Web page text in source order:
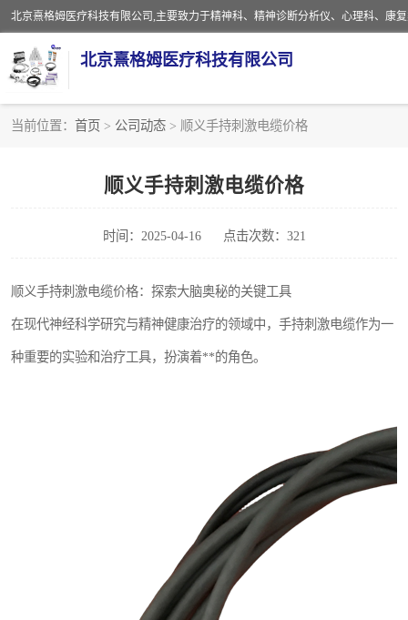
北京熹格姆医疗科技有限公司
当前位置： 首页 > 公司动态 > 顺义手持刺激电缆价格
顺义手持刺激电缆价格
时间：2025-04-16 点击次数：321
顺义手持刺激电缆价格：探索大脑奥秘的关键工具
在现代神经科学研究与精神健康治疗的领域中，手持刺激电缆作为一
种重要的实验和治疗工具，扮演着**的角色。